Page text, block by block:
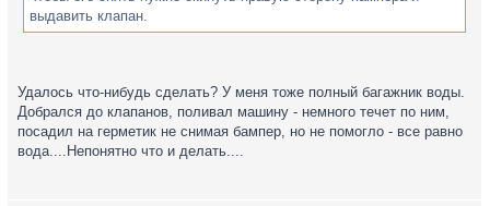
выдавить клапан.
Удалось что-нибудь сделать? У меня тоже полный багажник воды.
Добрался до клапанов, поливал машину - немного течет по ним,
посадил на герметик не снимая бампер, но не помогло - все равно
вода....Непонятно что и делать....